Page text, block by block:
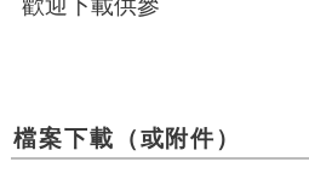
檔案下載（或附件）